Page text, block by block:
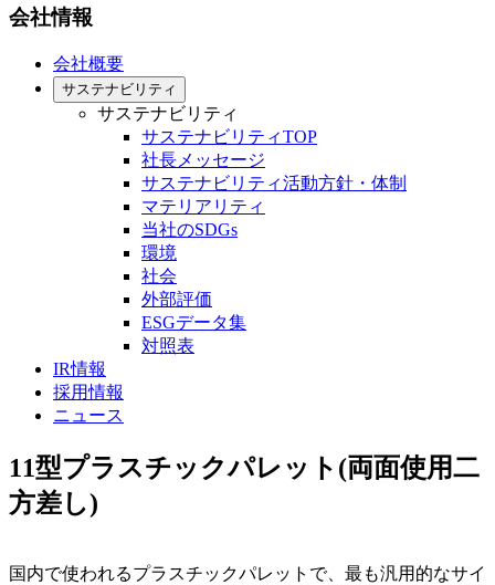
会社情報
会社概要
サステナビリティ
サステナビリティ
サステナビリティTOP
社長メッセージ
サステナビリティ活動方針・体制
マテリアリティ
当社のSDGs
環境
社会
外部評価
ESGデータ集
対照表
IR情報
採用情報
ニュース
11型プラスチックパレット(両面使用二
方差し)
国内で使われるプラスチックパレットで、最も汎用的なサイ